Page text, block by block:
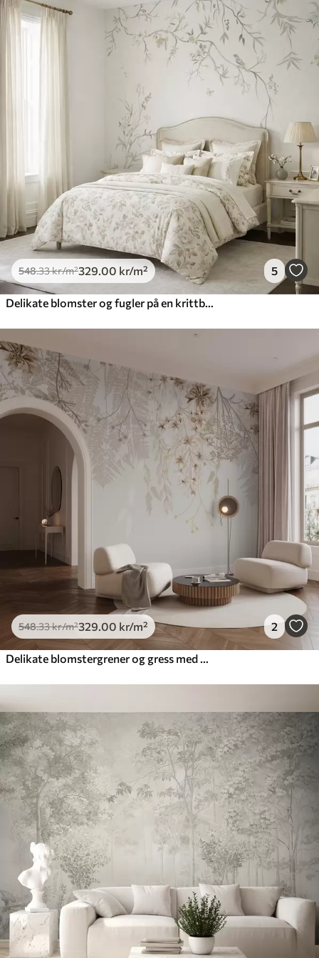
Tilgjengelige materialer
Standard
Premium vinyl
650.00390 .00kr /m²
Peel and Stick
925.00555.00kr/m²
548.33kr/m²329 .00 kr/m² 5
548.33kr/m²329 .00 kr/m² 2